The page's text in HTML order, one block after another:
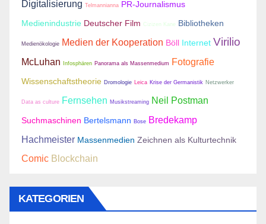
Digitalisierung Telmannianna PR-Journalismus
Medienindustrie Deutscher Film Cizizen Kane Bibliotheken
Medienökologie Medien der Kooperation Böll Internet Virilio
McLuhan Infosphären Panorama als Massenmedium Fotografie
Wissenschaftstheorie Dromologie Leica Krise der Germanistik Netzwerker
Data as culture Fernsehen Musikstreaming Neil Postman
Suchmaschinen Bertelsmann Bose Bredekamp
Hachmeister Massenmedien Zeichnen als Kulturtechnik
Comic Blockchain
KATEGORIEN